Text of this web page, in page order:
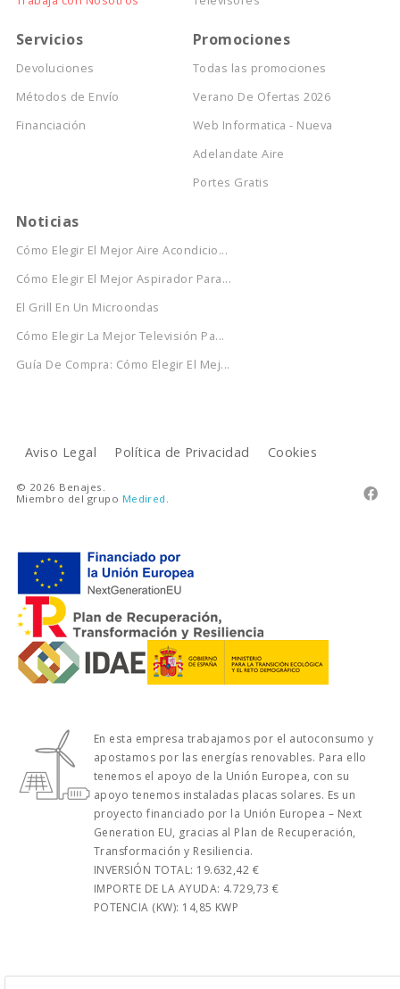
Servicios
Devoluciones
Métodos de Envío
Financiación
Promociones
Todas las promociones
Verano De Ofertas 2026
Web Informatica - Nueva
Adelandate Aire
Portes Gratis
Noticias
Cómo Elegir El Mejor Aire Acondicio...
Cómo Elegir El Mejor Aspirador Para...
El Grill En Un Microondas
Cómo Elegir La Mejor Televisión Pa...
Guía De Compra: Cómo Elegir El Mej...
Aviso Legal Política de Privacidad Cookies

© 2026 Benajes.
Miembro del grupo Medired
En esta empresa trabajamos por el autoconsumo y
apostamos por las energías renovables. Para ello
tenemos el apoyo de la Unión Europea, con su
apoyo tenemos instaladas placas solares. Es un
proyecto financiado por la Unión Europea – Next
Generation EU, gracias al Plan de Recuperación,
Transformación y Resiliencia.
INVERSIÓN TOTAL: 19.632,42 €
IMPORTE DE LA AYUDA: 4.729,73 €
POTENCIA (KW): 14,85 KWP